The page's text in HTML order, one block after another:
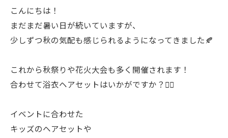
こんにちは！
まだまだ暑い日が続いていますが、
少しずつ秋の気配も感じられるようになってきました🍂
これから秋祭りや花火大会も多く開催されます！
合わせて浴衣ヘアセットはいかがですか？❤️‍🔥
イベントに合わせた
キッズのヘアセットや